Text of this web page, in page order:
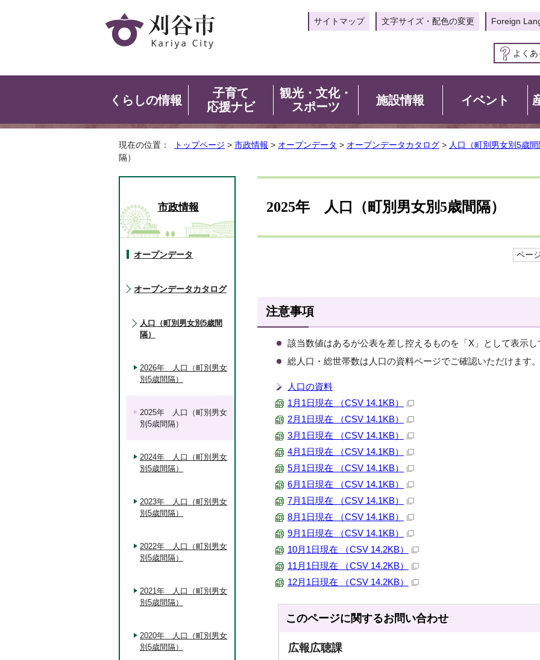
サイトマップ 文字サイズ・配色の変更 Foreign
よく
くらしの情報
子育て
応援ナビ
観光・文化・
スポーツ
施設情報 イベント
現在の位置： トップページ > 市政情報 > オープンデータ > オープンデータカタログ > 人口（町別男女別5歳
隔）
2025年 人口（町別男女別5歳間隔）
ペー
注意事項
該当数値はあるが公表を差し控えるものを「X」として表示
総人口・総世帯数は人口の資料ページでご確認いただけます。
人口の資料
1月1日現在 （CSV 14.1KB）
2月1日現在 （CSV 14.1KB）
3月1日現在 （CSV 14.1KB）
4月1日現在 （CSV 14.1KB）
5月1日現在 （CSV 14.1KB）
6月1日現在 （CSV 14.1KB）
7月1日現在 （CSV 14.1KB）
8月1日現在 （CSV 14.1KB）
9月1日現在 （CSV 14.1KB）
10月1日現在 （CSV 14.2KB）
11月1日現在 （CSV 14.2KB）
12月1日現在 （CSV 14.2KB）
このページに関するお問い合わせ
広報広聴課
市政情報
オープンデータ
オープンデータカタログ
人口（町別男女別5歳間
隔）
2026年 人口（町別男女
別5歳間隔）
2025年 人口（町別男女
別5歳間隔）
2024年 人口（町別男女
別5歳間隔）
2023年 人口（町別男女
別5歳間隔）
2022年 人口（町別男女
別5歳間隔）
2021年 人口（町別男女
別5歳間隔）
2020年 人口（町別男女
別5歳間隔）